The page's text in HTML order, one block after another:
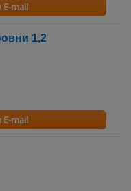
mail
1,2
mail